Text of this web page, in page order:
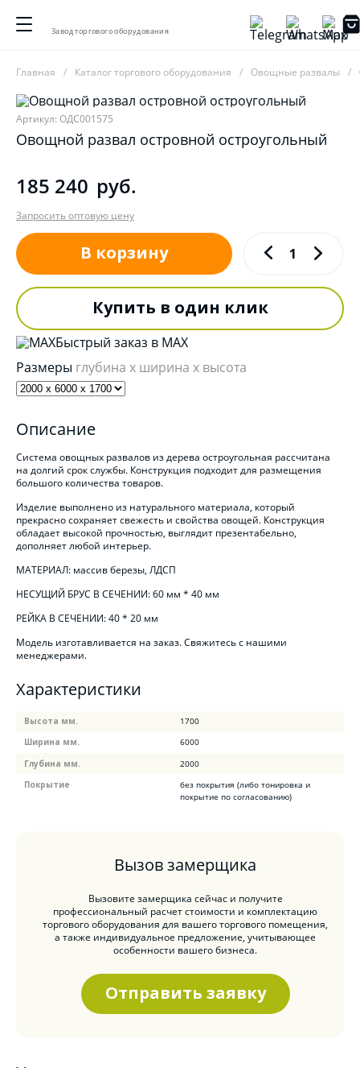
Завод торгового оборудования
Главная Каталог торгового оборудования Овощные развалы
Артикул: ОДС001575
Овощной развал островной остроугольный
185 240 руб.
Запросить оптовую цену
В корзину
Купить в один клик
Быстрый заказ в MAX
Размеры глубина x ширина x высота
Описание
Система овощных развалов из дерева остроугольная рассчитана
на долгий срок службы. Конструкция подходит для размещения
большого количества товаров.
Изделие выполнено из натурального материала, который
прекрасно сохраняет свежесть и свойства овощей. Конструкция
обладает высокой прочностью, выглядит презентабельно,
дополняет любой интерьер.
МАТЕРИАЛ: массив березы, ЛДСП
НЕСУЩИЙ БРУС В СЕЧЕНИИ: 60 мм * 40 мм
РЕЙКА В СЕЧЕНИИ: 40 * 20 мм
Модель изготавливается на заказ. Свяжитесь с нашими
менеджерами.
Характеристики
Высота мм.
1700
Ширина мм.
6000
Глубина мм.
2000
Покрытие
без покрытия (либо тонировка и
покрытие по согласованию)
Вызов замерщика
Вызовите замерщика сейчас и получите
профессиональный расчет стоимости и комплектацию
торгового оборудования для вашего торгового помещения,
а также индивидуальное предложение, учитывающее
особенности вашего бизнеса.
Отправить заявку